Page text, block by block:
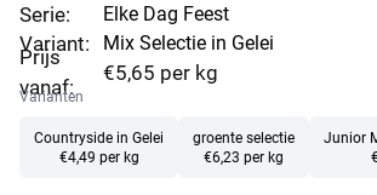
Serie:
Variant:
Prijs
vanaf:
Elke Dag Feest
Mix Selectie in Gelei
€5,65 per kg
Varianten
Countryside in Gelei
€4,49 per kg
groente selectie
€6,23 per kg
Junior